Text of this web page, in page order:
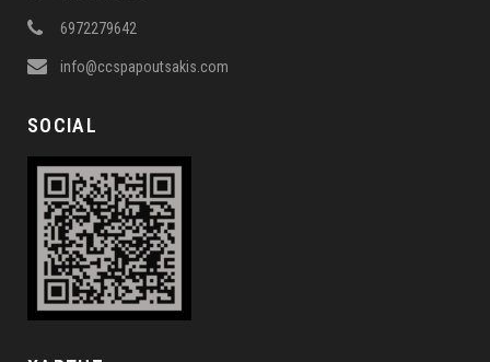
6972279642
info@ccspapoutsakis.com
SOCIAL